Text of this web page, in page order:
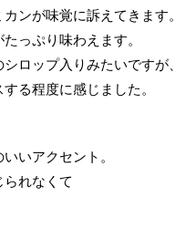
ンが味覚に訴えてきます。
っぷり味わえます。
ロップ入りみたいですが、
る程度に感じました。
いアクセント。
れなくて